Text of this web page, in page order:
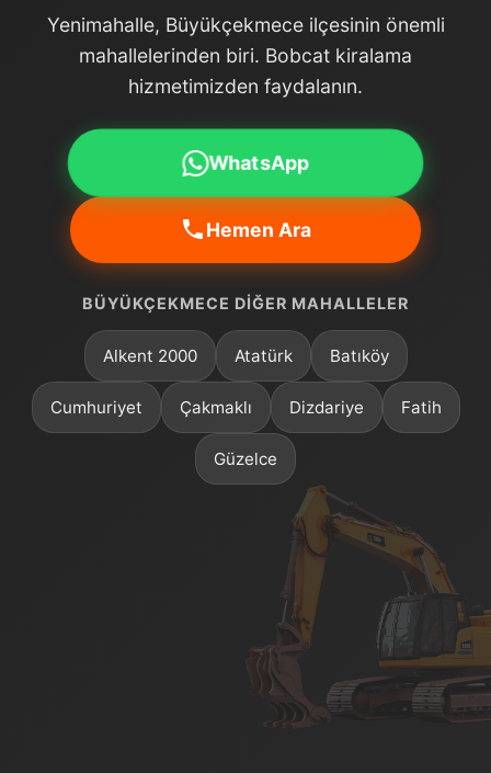
Yenimahalle, Büyükçekmece ilçesinin önemli
mahallelerinden biri. Bobcat kiralama
hizmetimizden faydalanın.
WhatsApp
Hemen Ara
BÜYÜKÇEKMECE DIĞER MAHALLELER
Alkent 2000 Atatürk Batıköy
Cumhuriyet Çakmaklı Dizdariye Fatih
Güzelce